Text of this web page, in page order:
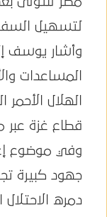
لتسهيل
المساعدات
الهلال
قطاع غزة عبر
وفي موضوع
جهود كبيرة
دمره الاحتلال